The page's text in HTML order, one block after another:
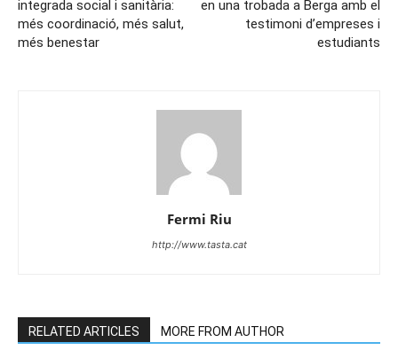
integrada social i sanitària:
més coordinació, més salut,
més benestar
en una trobada a Berga amb el
testimoni d’empreses i
estudiants
Fermi Riu
http://www.tasta.cat
RELATED ARTICLES MORE FROM AUTHOR